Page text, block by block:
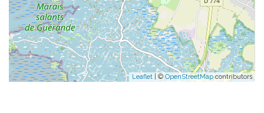
Leaflet | © OpenStreetMapcontributors